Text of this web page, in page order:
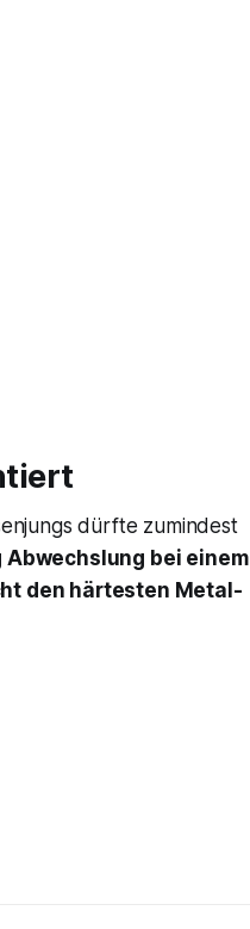
dürfte zumindest
Abwechslung bei einem
den härtesten Metal-